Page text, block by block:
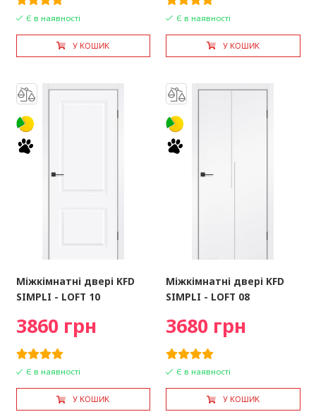
Є в наявності
У КОШИК
Є в наявності
У КОШИК
Міжкімнатні двері KFD
SIMPLI - LOFT 10
3860 грн
Є в наявності
У КОШИК
Міжкімнатні двері KFD
SIMPLI - LOFT 08
3680 грн
Є в наявності
У КОШИК